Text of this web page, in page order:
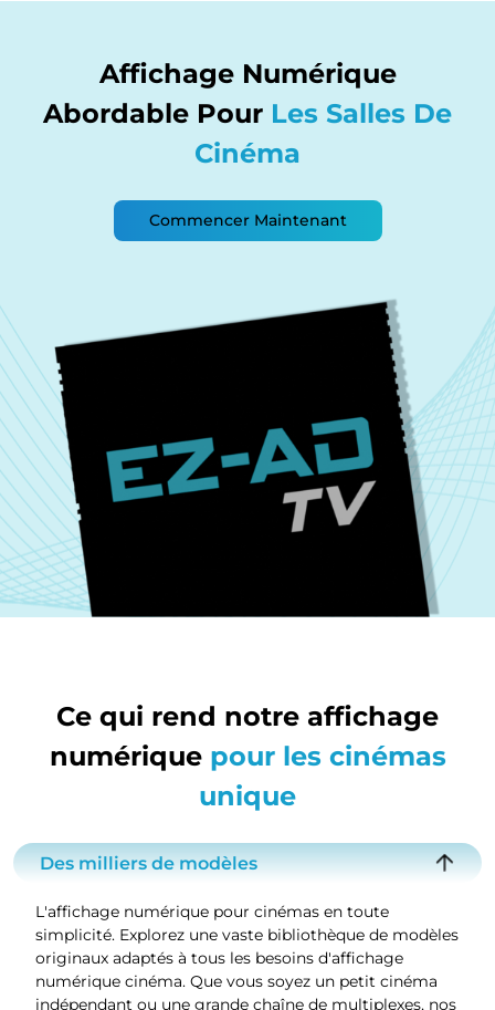
Affichage Numérique
Abordable Pour Les Salles De
Cinéma
Commencer Maintenant
Ce qui rend notre affichage
numérique pour les cinémas
unique
Des milliers de modèles
L'affichage numérique pour cinémas en toute
simplicité. Explorez une vaste bibliothèque de modèles
originaux adaptés à tous les besoins d'affichage
numérique cinéma. Que vous soyez un petit cinéma
indépendant ou une grande chaîne de multiplexes, nos